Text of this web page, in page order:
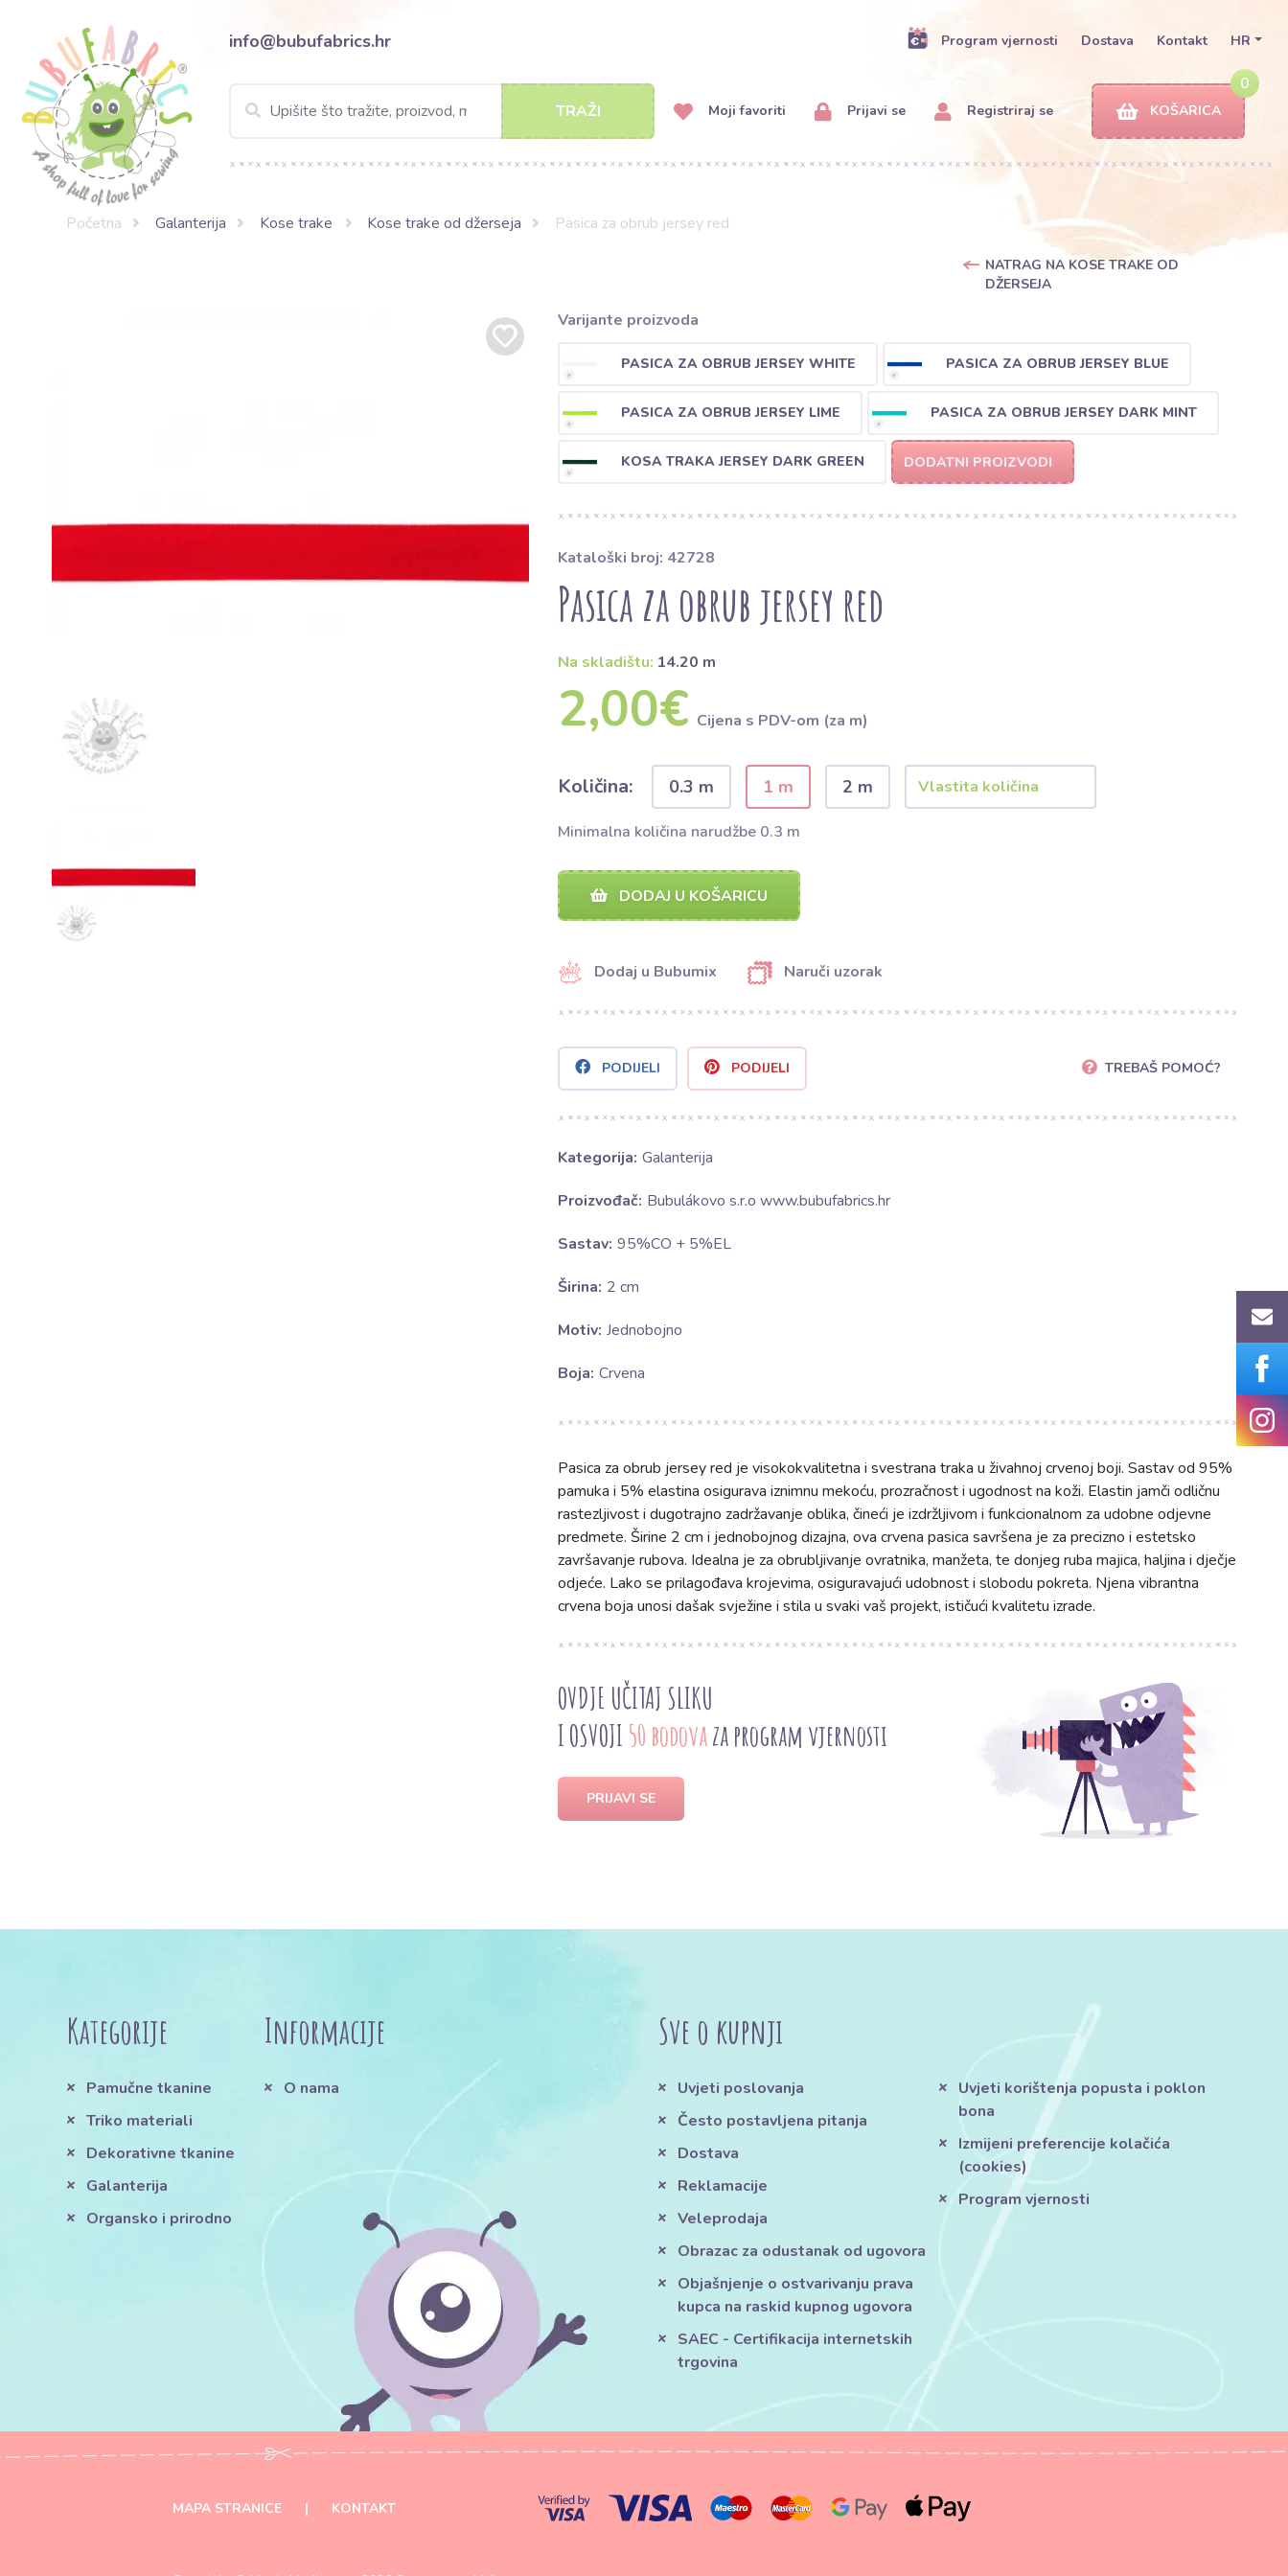
info@bubufabrics.hr Program vjernosti Dostava Kontakt HR
TRAŽI Moji favoriti Prijavi se Registriraj se
0
KOŠARICA
Početna Galanterija Kose trake Kose trake od džerseja Pasica za obrub jersey red
NATRAG NA KOSE TRAKE OD
DŽERSEJA
Varijante proizvoda
PASICA ZA OBRUB JERSEY WHITE PASICA ZA OBRUB JERSEY BLUE
PASICA ZA OBRUB JERSEY LIME PASICA ZA OBRUB JERSEY DARK MINT
KOSA TRAKA JERSEY DARK GREEN DODATNI PROIZVODI
Kataloški broj: 42728
Pasica za obrub jersey red
Na skladištu: 14.20 m
2,00€ Cijena s PDV-om (za m)
Količina: 0.3 m 1 m 2 m
Minimalna količina narudžbe 0.3 m
DODAJ U KOŠARICU
Dodaj u Bubumix Naruči uzorak
PODIJELI PODIJELI TREBAŠ POMOĆ?
Kategorija: Galanterija
Proizvođač: Bubulákovo s.r.o www.bubufabrics.hr
Sastav: 95%CO + 5%EL
Širina: 2 cm
Motiv: Jednobojno
Boja: Crvena
Pasica za obrub jersey red je visokokvalitetna i svestrana traka u živahnoj crvenoj boji. Sastav od 95%
pamuka i 5% elastina osigurava iznimnu mekoću, prozračnost i ugodnost na koži. Elastin jamči odličnu
rastezljivost i dugotrajno zadržavanje oblika, čineći je izdržljivom i funkcionalnom za udobne odjevne
predmete. Širine 2 cm i jednobojnog dizajna, ova crvena pasica savršena je za precizno i estetsko
završavanje rubova. Idealna je za obrubljivanje ovratnika, manžeta, te donjeg ruba majica, haljina i dječje
odjeće. Lako se prilagođava krojevima, osiguravajući udobnost i slobodu pokreta. Njena vibrantna
crvena boja unosi dašak svježine i stila u svaki vaš projekt, ističući kvalitetu izrade.
OVDJE UČITAJ SLIKU
I OSVOJI 50 bodovaza program vjernosti
PRIJAVI SE
Kategorije
Pamučne tkanine
Triko materiali
Dekorativne tkanine
Galanterija
Organsko i prirodno
Informacije
O nama
Sve o kupnji
Uvjeti poslovanja
Često postavljena pitanja
Dostava
Reklamacije
Veleprodaja
Obrazac za odustanak od ugovora
Objašnjenje o ostvarivanju prava
kupca na raskid kupnog ugovora
SAEC - Certifikacija internetskih
trgovina
Uvjeti korištenja popusta i poklon
bona
Izmijeni preferencije kolačića
(cookies)
Program vjernosti
MAPA STRANICE | KONTAKT